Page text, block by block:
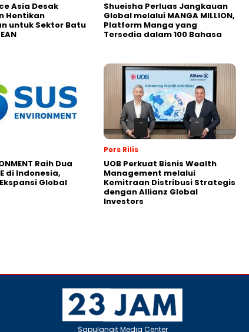
Asia Desak
Hentikan
untuk Sektor Batu
Shueisha Perluas Jangkauan
Global melalui MANGA MILLION,
Platform Manga yang
Tersedia dalam 100 Bahasa
Raih Dua
di Indonesia,
Global
Pers Rilis
UOB Perkuat Bisnis Wealth
Management melalui
Kemitraan Distribusi Strategis
dengan Allianz Global
Investors
Sapulangit Media Center